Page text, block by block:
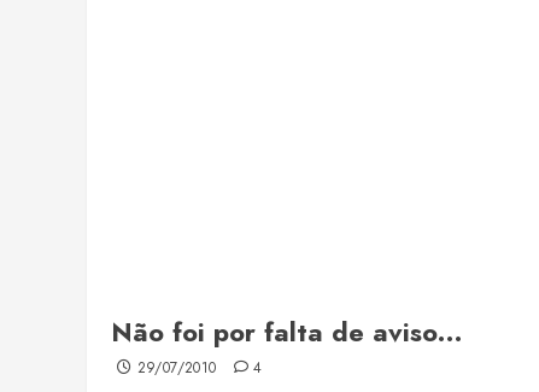
Não foi por falta de aviso…
29/07/2010 4